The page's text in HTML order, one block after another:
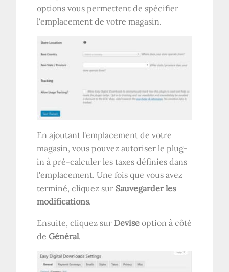
options vous permettent de spécifier
l'emplacement de votre magasin.
En ajoutant l'emplacement de votre
magasin, vous pouvez autoriser le plug-
in à pré-calculer les taxes définies dans
l'emplacement. Une fois que vous avez
terminé, cliquez sur Sauvegarder les
modifications.
Ensuite, cliquez sur Devise option à côté
deGénéral.